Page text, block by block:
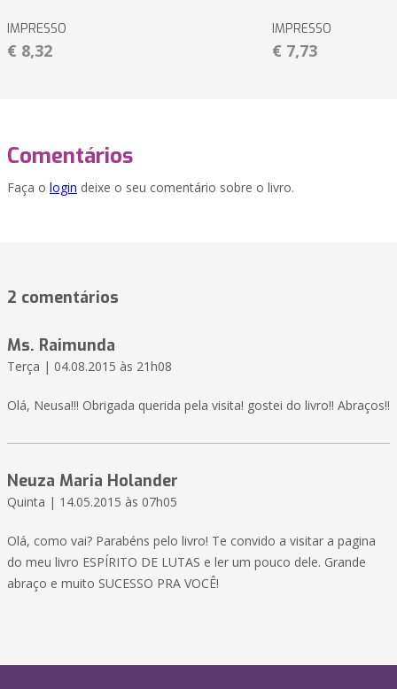
IMPRESSO
€ 8,32
IMPRESSO
€ 7,73
Comentários
Faça o login deixe o seu comentário sobre o livro.
2 comentários
Ms. Raimunda
Terça | 04.08.2015 às 21h08
Olá, Neusa!!! Obrigada querida pela visita! gostei do livro!! Abraços!!
Neuza Maria Holander
Quinta | 14.05.2015 às 07h05
Olá, como vai? Parabéns pelo livro! Te convido a visitar a pagina
do meu livro ESPÍRITO DE LUTAS e ler um pouco dele. Grande
abraço e muito SUCESSO PRA VOCÊ!